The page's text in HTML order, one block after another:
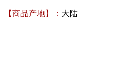
【商品产地】： 大陆